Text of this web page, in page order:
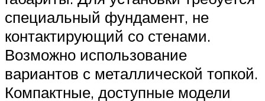
специальный фундамент, не
контактирующий со стенами.
Возможно использование
вариантов с металлической топкой.
Компактные, доступные модели